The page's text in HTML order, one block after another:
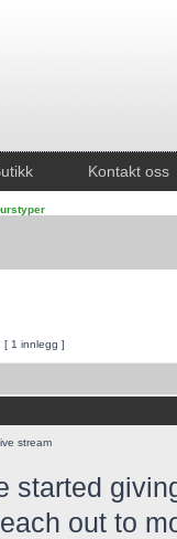
Kontakt oss
[ 1 innlegg ]
stream
started
out to